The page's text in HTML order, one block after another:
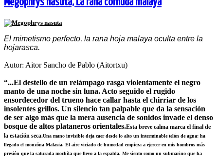
El mimetismo perfecto, la rana hoja malaya oculta entre la
hojarasca.
Autor: Aitor Sancho de Pablo (Aitortxu)
“...El destello de un relámpago rasga violentamente el negro
manto de una noche sin luna. Acto seguido el rugido
ensordecedor del trueno hace callar hasta el chirriar de los
insolentes grillos. Un silencio tan palpable que da la sensación
de ser algo más que la mera ausencia de sonidos invade el denso
bosque de altos plataneros orientales.Esta breve calma marca el final de
la estación seca.Una mano invisible deja caer desde lo alto un interminable telón de agua: ha
llegado el monzóna Malasia. El aire viciado de humedad empieza a ejercer en mis hombros más
presión que la saturada mochila que llevo a la espalda. Me siento como un submarino que ha